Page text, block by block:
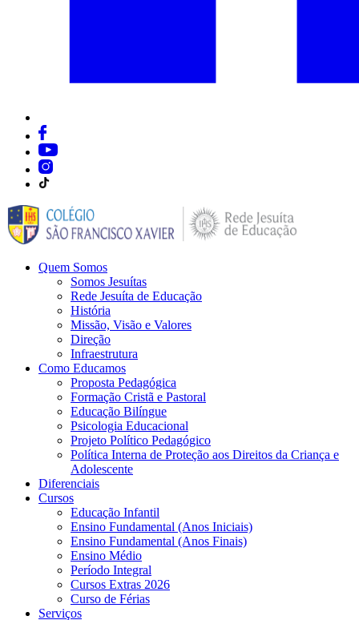
Quem Somos
Somos Jesuítas
Rede Jesuíta de Educação
História
Missão, Visão e Valores
Direção
Infraestrutura
Como Educamos
Proposta Pedagógica
Formação Cristã e Pastoral
Educação Bilíngue
Psicologia Educacional
Projeto Político Pedagógico
Política Interna de Proteção aos Direitos da Criança e
Adolescente
Diferenciais
Cursos
Educação Infantil
Ensino Fundamental (Anos Iniciais)
Ensino Fundamental (Anos Finais)
Ensino Médio
Período Integral
Cursos Extras 2026
Curso de Férias
Serviços